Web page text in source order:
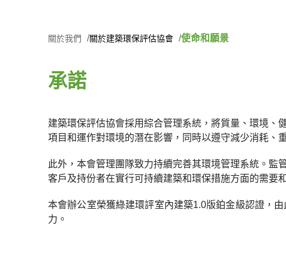
關於我們 關於建築環保評估協會 使命和願景
承諾
建築環保評估協會採用綜合管理系統，將質量、環境、
項目和運作對環境的潛在影響，同時以遵守減少消耗、
此外，本會管理團隊致力持續完善其環境管理系統。監
客戶及持份者在實行可持續建築和環保措施方面的需要
本會辦公室榮獲綠建環評室內建築1.0版鉑金級認證，
力。